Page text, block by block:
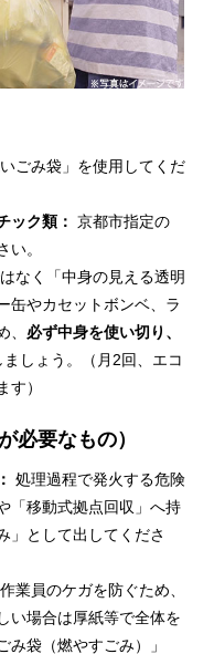
ごみ袋」を使用してくだ
ック類： 京都市指定の
い。
なく「中身の見える透明
缶やカセットボンベ、ラ
、 必ず中身を使い切り、
しょう。（月2回、エコ
す）
必要なもの）
処理過程で発火する危険
「移動式拠点回収」へ持
」として出してくださ
作業員のケガを防ぐため、
い場合は厚紙等で全体を
袋（燃やすごみ）」